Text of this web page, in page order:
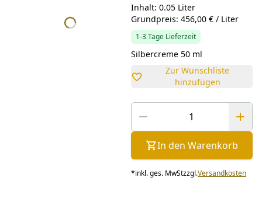
Inhalt: 0.05 Liter
Grundpreis: 456,00 € / Liter
1-3 Tage Lieferzeit
Silbercreme 50 ml
Zur Wunschliste
hinzufügen
In den Warenkorb
*inkl. ges. MwStzzgl.Versandkosten